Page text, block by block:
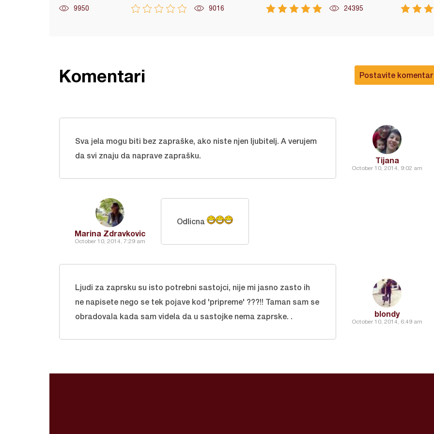
9950 9016 24395
Postavite komentar
Komentari
Tijana
October 10, 2014, 9:02 am
Sva jela mogu biti bez zapraške, ako niste njen ljubitelj. A verujem
da svi znaju da naprave zaprašku.
Marina Zdravkovic
October 10, 2014, 7:29 am
Odlicna
blondy
October 10, 2014, 6:49 am
Ljudi za zaprsku su isto potrebni sastojci, nije mi jasno zasto ih
ne napisete nego se tek pojave kod 'pripreme' ???!! Taman sam se
obradovala kada sam videla da u sastojke nema zaprske. .